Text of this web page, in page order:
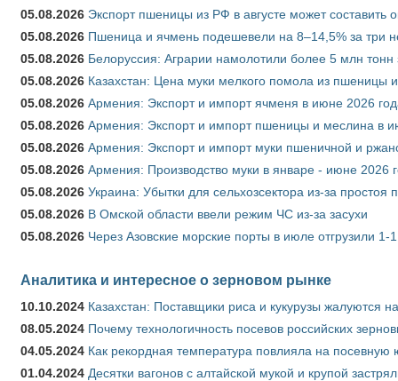
05.08.2026 Экспорт пшеницы из РФ в августе может составить
05.08.2026 Пшеница и ячмень подешевели на 8–14,5% за три
05.08.2026 Белоруссия: Аграрии намолотили более 5 млн тонн
05.08.2026 Казахстан: Цена муки мелкого помола из пшеницы
05.08.2026 Армения: Экспорт и импорт ячменя в июне 2026
05.08.2026 Армения: Экспорт и импорт пшеницы и меслина в
05.08.2026 Армения: Экспорт и импорт муки пшеничной и
05.08.2026 Армения: Производство муки в январе - июне 2026
05.08.2026 Украина: Убытки для сельхозсектора из-за простоя
05.08.2026 В Омской области ввели режим ЧС из-за засухи
05.08.2026 Через Азовские морские порты в июле отгрузили
Аналитика и интересное о зерновом рынке
10.10.2024 Казахстан: Поставщики риса и кукурузы жалуются
08.05.2024 Почему технологичность посевов российских
04.05.2024 Как рекордная температура повлияла на
01.04.2024 Десятки вагонов с алтайской мукой и крупой